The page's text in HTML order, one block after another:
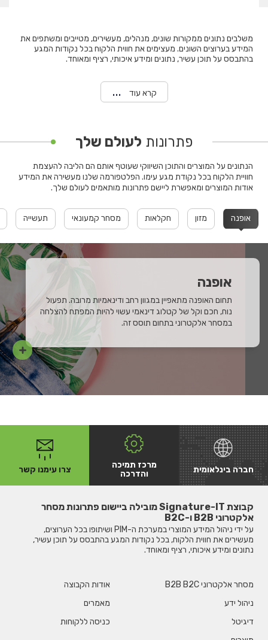
משלבים נתונים ממקורות שונים, מנהלים, מעשירים, מטייבים ומשתפים את
המידע בערוצים השונים. מעצימים את חווית הלקוח בכל נקודות המגע
בהתבסס על תוכן עשיר, נתונים ומידע איכותי, רציף ומאוחד.
קרא עוד
פתרונות לעולם שלך
הנתונים על המוצרים והתוכן השיווקי שעוטף אותם הם הליבה להעצמת
חוויית הלקוח בכל נקודת מגע עימו. הפלטפורמה שלנו מעשירה את המידע
אודות המוצרים ומאפשרת ליישם פתרונות מותאמים לעולם שלך.
אופנה מזון חקלאות מסחר קמעונאי תעשייה
אופנה
תחום האופנה מתאפיין במגוון רחב ודינאמיות מרובה. תפעול
נוח, חכם וקל של קטלוג דינאמי עשוי להיות המפתח להצלחה
במסחר אלקטרוני בתחום תוסס זה.
חברה בינלאומית
מרכז תמיכה
והדרכה
צרו עימנו קשר
קבוצת Signature-IT מובילה ביישום פתרונות מסחר
אלקטרוני B2B ו-B2C
על ידי ניהול המידע המוצרי במערכת ה-PIM ושיתופו בכל הערוצים,
מעשירים את חווית הלקוח, בכל נקודות המגע בהתבסס על תוכן עשיר,
נתונים ומידע איכותי, רציף ומאוחד.
מסחר אלקטרוני B2B B2C
ניהול ידע
דיגיטל
אודות הקבוצה
מאמרים
כניסה ללקוחות